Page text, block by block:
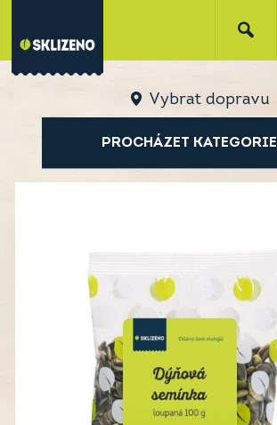
Vybrat dopravu
PROCHÁZET KATEGORIE